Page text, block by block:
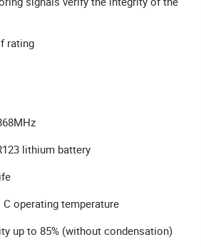
rating
lithium battery
operating temperature
up to 85% (without condensation)